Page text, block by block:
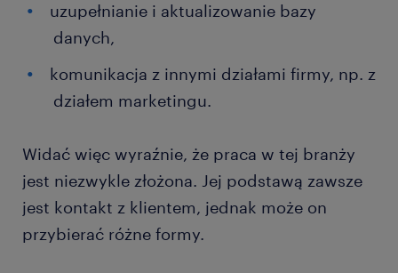
uzupełnianie i aktualizowanie bazy
danych,
komunikacja z innymi działami firmy, np. z
działem marketingu.
Widać więc wyraźnie, że praca w tej branży
jest niezwykle złożona. Jej podstawą zawsze
jest kontakt z klientem, jednak może on
przybierać różne formy.